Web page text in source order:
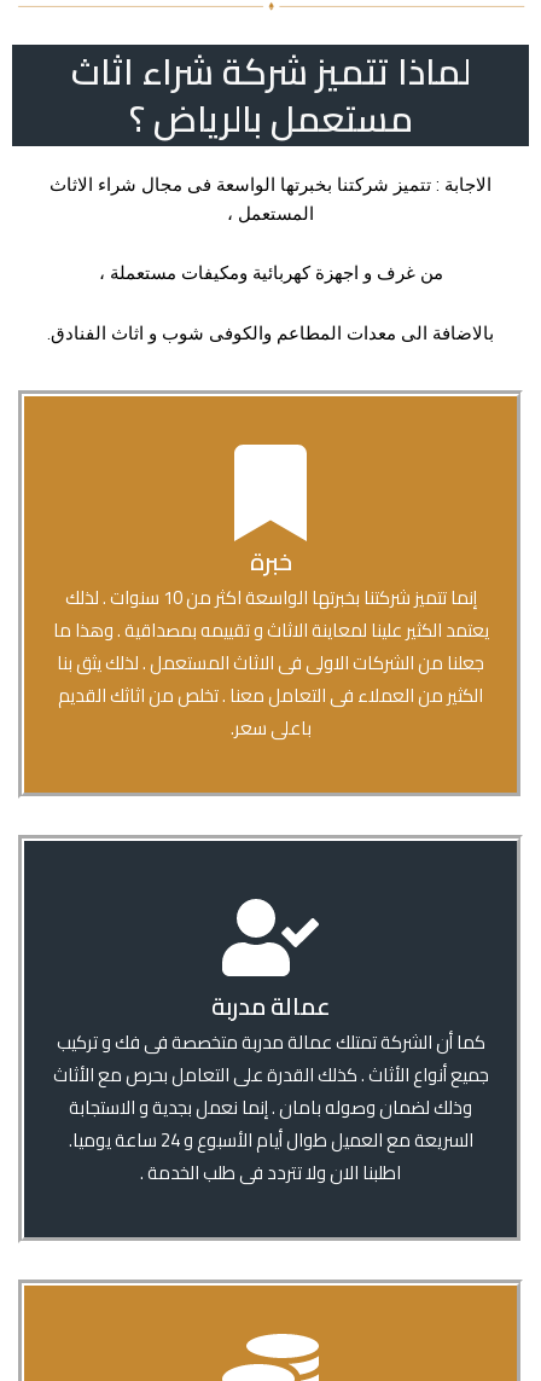
لماذا تتميز شركة شراء اثاث
مستعمل بالرياض ؟
الاجابة : تتميز شركتنا بخبرتها الواسعة فى مجال شراء الاثاث
المستعمل ،
من غرف و اجهزة كهربائية ومكيفات مستعملة ،
بالاضافة الى معدات المطاعم والكوفى شوب و اثاث الفنادق.
خبرة
إنما تتميز شركتنا بخبرتها الواسعة اكثر من 10 سنوات . لذلك
يعتمد الكثير علينا لمعاينة الاثاث و تقييمه بمصداقية . وهذا ما
جعلنا من الشركات الاولى فى الاثاث المستعمل . لذلك يثق بنا
الكثير من العملاء فى التعامل معنا . تخلص من اثاثك القديم
باعلى سعر.
عمالة مدربة
كما أن الشركة تمتلك عمالة مدربة متخصصة فى فك و تركيب
جميع أنواع الأثاث . كذلك القدرة على التعامل بحرص مع الأثاث
وذلك لضمان وصوله بامان . إنما نعمل بجدية و الاستجابة
السريعة مع العميل طوال أيام الأسبوع و 24 ساعة يوميا.
اطلبنا الان ولا تتردد فى طلب الخدمة .